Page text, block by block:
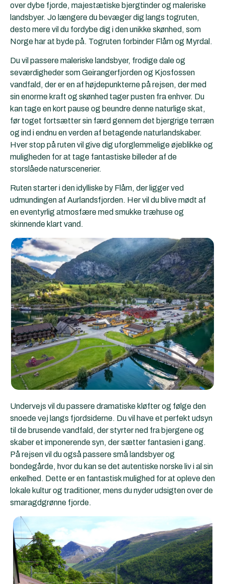
over dybe fjorde, majestætiske bjergtinder og maleriske
landsbyer. Jo længere du bevæger dig langs togruten,
desto mere vil du fordybe dig i den unikke skønhed, som
Norge har at byde på. Togruten forbinder Flåm og Myrdal.
Du vil passere maleriske landsbyer, frodige dale og
seværdigheder som Geirangerfjorden og Kjosfossen
vandfald, der er en af højdepunkterne på rejsen, der med
sin enorme kraft og skønhed tager pusten fra enhver. Du
kan tage en kort pause og beundre denne naturlige skat,
før toget fortsætter sin færd gennem det bjergrige terræn
og ind i endnu en verden af betagende naturlandskaber.
Hver stop på ruten vil give dig uforglemmelige øjeblikke og
muligheden for at tage fantastiske billeder af de
storslåede naturscenerier.
Ruten starter i den idylliske by Flåm, der ligger ved
udmundingen af Aurlandsfjorden. Her vil du blive mødt af
en eventyrlig atmosfære med smukke træhuse og
skinnende klart vand.
Undervejs vil du passere dramatiske kløfter og følge den
snoede vej langs fjordsiderne. Du vil have et perfekt udsyn
til de brusende vandfald, der styrter ned fra bjergene og
skaber et imponerende syn, der sætter fantasien i gang.
På rejsen vil du også passere små landsbyer og
bondegårde, hvor du kan se det autentiske norske liv i al sin
enkelhed. Dette er en fantastisk mulighed for at opleve den
lokale kultur og traditioner, mens du nyder udsigten over de
smaragdgrønne fjorde.